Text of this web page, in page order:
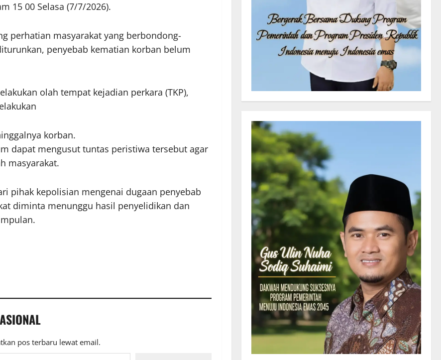
15 00 Selasa (7/7/2026).
perhatian masyarakat yang berbondong-
penyebab kematian korban belum
olah tempat kejadian perkara (TKP),
korban.
dapat mengusut tuntas peristiwa tersebut agar
masyarakat.
pihak kepolisian mengenai dugaan penyebab
diminta menunggu hasil penyelidikan dan
pos terbaru lewat email.